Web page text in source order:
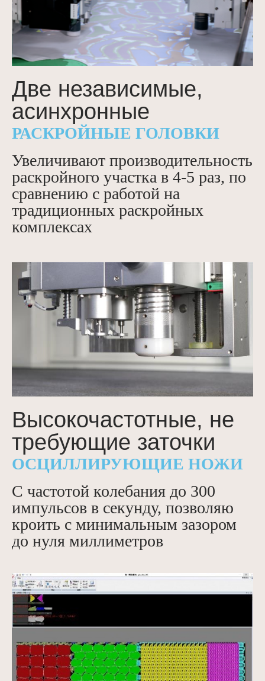
Две независимые,
асинхронные
РАСКРОЙНЫЕ ГОЛОВКИ
Увеличивают производительность
раскройного участка в 4-5 раз, по
сравнению с работой на
традиционных раскройных
комплексах
Высокочастотные, не
требующие заточки
ОСЦИЛЛИРУЮЩИЕ НОЖИ
С частотой колебания до 300
импульсов в секунду, позволяю
кроить с минимальным зазором
до нуля миллиметров